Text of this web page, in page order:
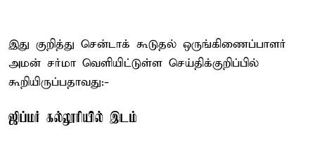
இது குறித்து சென்டாக் கூடுதல் ஒருங்கிணைப்பாளர்
அமன் சர்மா வெளியிட்டுள்ள செய்திக்குறிப்பில்
கூறியிருப்பதாவது:-
ஜிப்மர் கல்லூரியில் இடம்